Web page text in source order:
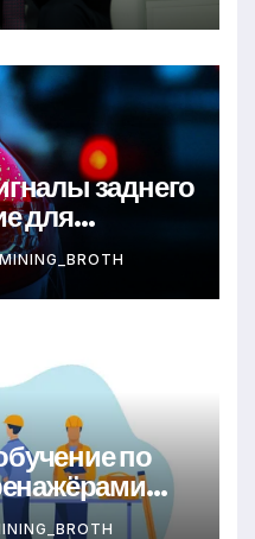
заднего
для
MINING_BROTH
по